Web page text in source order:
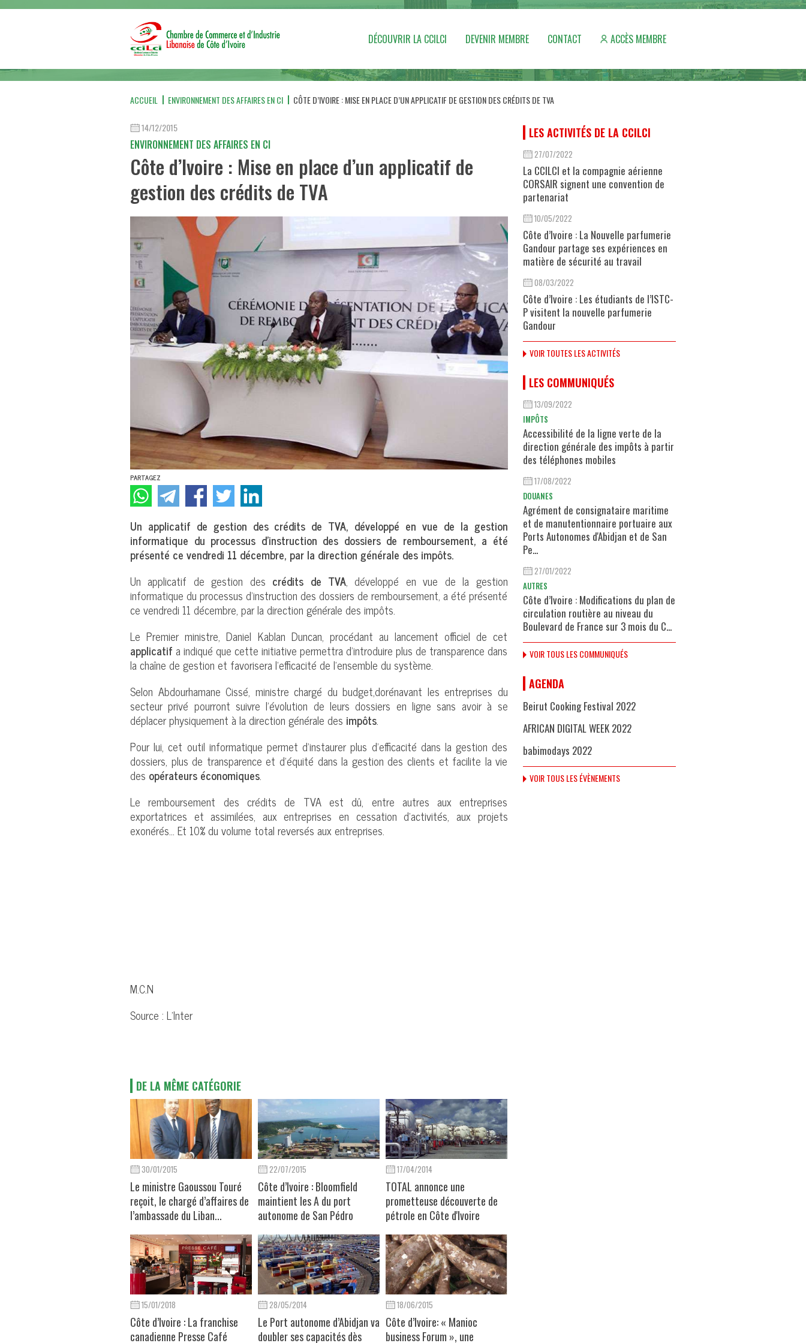
DÉCOUVRIR LA CCILCI DEVENIR MEMBRE CONTACT ACCÈS MEMBRE
ACCUEIL ENVIRONNEMENT DES AFFAIRES EN CI CÔTE D’IVOIRE : MISE EN PLACE D’UN APPLICATIF DE GESTION DES CRÉDITS DE TVA
14/12/2015
ENVIRONNEMENT DES AFFAIRES EN CI
Côte d’Ivoire : Mise en place d’un applicatif de
gestion des crédits de TVA
PARTAGEZ
Un applicatif de gestion des crédits de TVA, développé en vue de la gestion
informatique du processus d’instruction des dossiers de remboursement, a été
présenté ce vendredi 11 décembre, par la direction générale des impôts.
Un applicatif de gestion des crédits de TVA, développé en vue de la gestion
informatique du processus d’instruction des dossiers de remboursement, a été présenté
ce vendredi 11 décembre, par la direction générale des impôts.
Le Premier ministre, Daniel Kablan Duncan, procédant au lancement officiel de cet
applicatif a indiqué que cette initiative permettra d’introduire plus de transparence dans
la chaîne de gestion et favorisera l’efficacité de l’ensemble du système.
Selon Abdourhamane Cissé, ministre chargé du budget,dorénavant les entreprises du
secteur privé pourront suivre l’évolution de leurs dossiers en ligne sans avoir à se
déplacer physiquement à la direction générale des impôts.
Pour lui, cet outil informatique permet d’instaurer plus d’efficacité dans la gestion des
dossiers, plus de transparence et d’équité dans la gestion des clients et facilite la vie
des opérateurs économiques.
Le remboursement des crédits de TVA est dû, entre autres aux entreprises
exportatrices et assimilées, aux entreprises en cessation d’activités, aux projets
exonérés… Et 10% du volume total reversés aux entreprises.
M.C.N
Source : L’Inter
DE LA MÊME CATÉGORIE
30/01/2015
Le ministre Gaoussou Touré
reçoit, le chargé d’affaires de
l’ambassade du Liban...
22/07/2015
Côte d’Ivoire : Bloomfield
maintient les A du port
autonome de San Pédro
17/04/2014
TOTAL annonce une
prometteuse découverte de
pétrole en Côte d'Ivoire
15/01/2018
Côte d’Ivoire : La franchise
canadienne Presse Café
28/05/2014
Le Port autonome d’Abidjan va
doubler ses capacités dès
18/06/2015
Côte d’Ivoire: « Manioc
business Forum », une
LES ACTIVITÉS DE LA CCILCI
27/07/2022
La CCILCI et la compagnie aérienne
CORSAIR signent une convention de
partenariat
10/05/2022
Côte d’Ivoire : La Nouvelle parfumerie
Gandour partage ses expériences en
matière de sécurité au travail
08/03/2022
Côte d’Ivoire : Les étudiants de l’ISTC-
P visitent la nouvelle parfumerie
Gandour
VOIR TOUTES LES ACTIVITÉS
LES COMMUNIQUÉS
13/09/2022
IMPÔTS
Accessibilité de la ligne verte de la
direction générale des impôts à partir
des téléphones mobiles
17/08/2022
DOUANES
Agrément de consignataire maritime
et de manutentionnaire portuaire aux
Ports Autonomes d'Abidjan et de San
Pe...
27/01/2022
AUTRES
Côte d’Ivoire : Modifications du plan de
circulation routière au niveau du
Boulevard de France sur 3 mois du C...
VOIR TOUS LES COMMUNIQUÉS
AGENDA
Beirut Cooking Festival 2022
AFRICAN DIGITAL WEEK 2022
babimodays 2022
VOIR TOUS LES ÉVÈNEMENTS